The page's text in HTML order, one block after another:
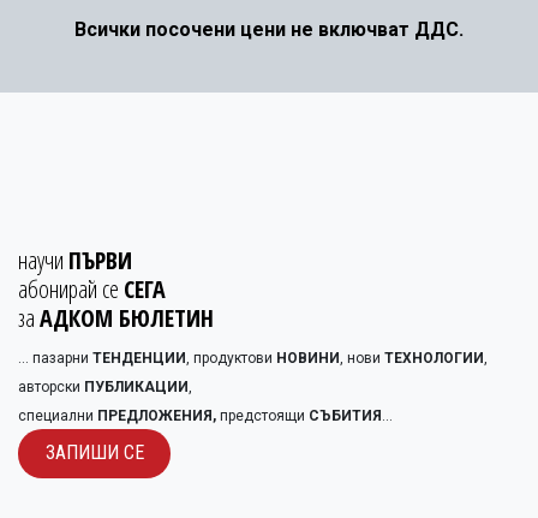
Всички посочени цени не включват ДДС.
научи ПЪРВИ
абонирай се СЕГА
заАДКОМ БЮЛЕТИН
... пазарни ТЕНДЕНЦИИ, продуктови НОВИНИ, нови ТЕХНОЛОГИИ,
авторски ПУБЛИКАЦИИ,
специални ПРЕДЛОЖЕНИЯ, предстоящи СЪБИТИЯ ...
ЗАПИШИ С​​Е